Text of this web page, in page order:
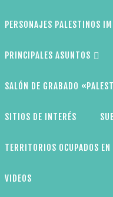
PERSONAJES PALESTINOS
PRINCIPALES ASUNTOS
SALÓN DE GRABADO
SITIOS DE INTERÉS
TERRITORIOS OCUPADOS
VIDEOS